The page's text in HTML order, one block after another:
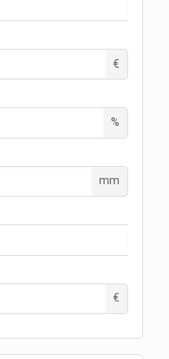
€
%
mm
€